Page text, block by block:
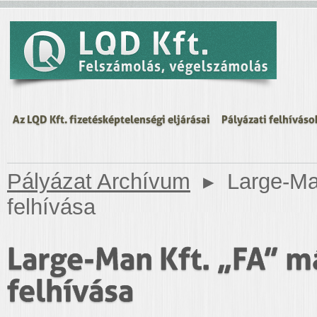
Az LQD Kft. fizetésképtelenségi eljárásai Pályázati
Pályázat Archívum ▸ Large-
felhívása
Large-Man Kft. „FA”
felhívása